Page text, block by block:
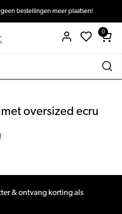
bestellingen meer plaatsen!
0
oversized ecru
& ontvang korting als